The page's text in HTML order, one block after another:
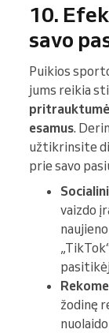
10.
savo
Puikios
jums reikia
esamus.
užtikrinsite
prie savo
vaizdo
žodinę